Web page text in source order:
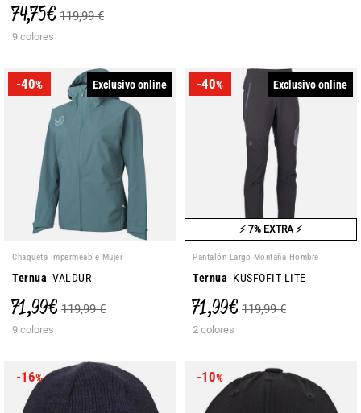
74,75 € 119,99 €
9 colores
-40% Exclusivo online
Chaqueta Impermeable Mujer
Ternua VALDUR
71,99 € 119,99 €
9 colores
-40% Exclusivo online
⚡ 7% EXTRA ⚡
Pantalón Largo Montaña Hombre
Ternua KUSFOFIT LITE
71,99 € 119,99 €
2 colores
-16% -10%